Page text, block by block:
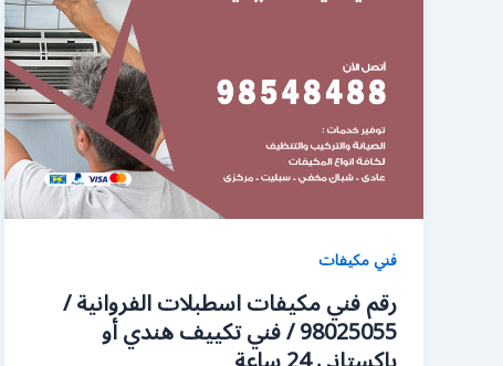
فني مكيفات
رقم فني مكيفات اسطبلات الفروانية /
98025055 / فني تكييف هندي أو